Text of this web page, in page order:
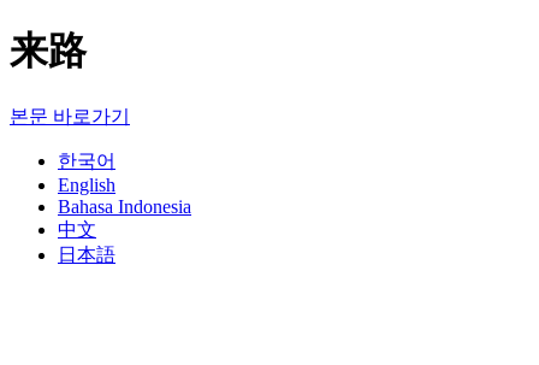
来路
본문 바로가기
한국어
English
Bahasa Indonesia
中文
日本語